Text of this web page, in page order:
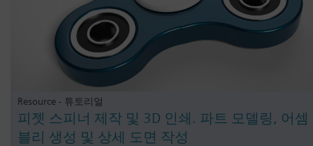
Resource - 튜토리얼
피젯 스피너 제작 및 3D 인쇄. 파트 모델링, 어셈
블리 생성 및 상세 도면 작성